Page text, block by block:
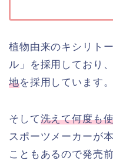
植物由来のキシリト
ル」を採用しており
地を採用しています。
そして洗えて何度も
スポーツメーカーが
こともあるので発売